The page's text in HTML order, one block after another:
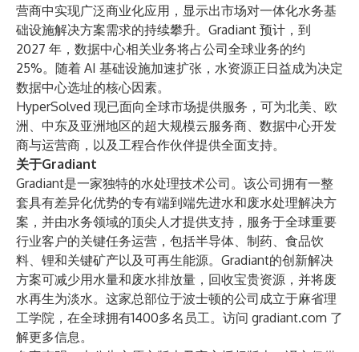
营商中实现广泛商业化应用，显示出市场对一体化水务基
础设施解决方案需求的持续攀升。Gradiant 预计，到
2027 年，数据中心相关业务将占公司全球业务的约
25%。随着 AI 基础设施加速扩张，水资源正日益成为决定
数据中心选址的核心因素。
HyperSolved 现已面向全球市场提供服务，可为北美、欧
洲、中东及亚洲地区的超大规模云服务商、数据中心开发
商与运营商，以及工程合作伙伴提供全面支持。
关于Gradiant
Gradiant是一家独特的水处理技术公司。该公司拥有一整
套具有差异化优势的专有端到端先进水和废水处理解决方
案，并由水务领域的顶尖人才提供支持，服务于全球重要
行业客户的关键任务运营，包括半导体、制药、食品饮
料、锂和关键矿产以及可再生能源。Gradiant的创新解决
方案可减少用水量和废水排放量，回收宝贵资源，并将废
水再生为淡水。这家总部位于波士顿的公司成立于麻省理
工学院，在全球拥有1400多名员工。访问 gradiant.com 了
解更多信息。